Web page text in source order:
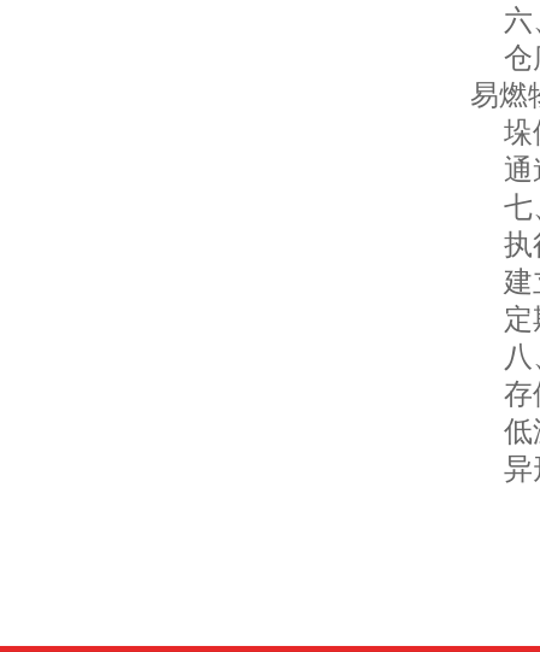
六
仓
易燃
垛
通
七
执
建
定
八
存
低
异